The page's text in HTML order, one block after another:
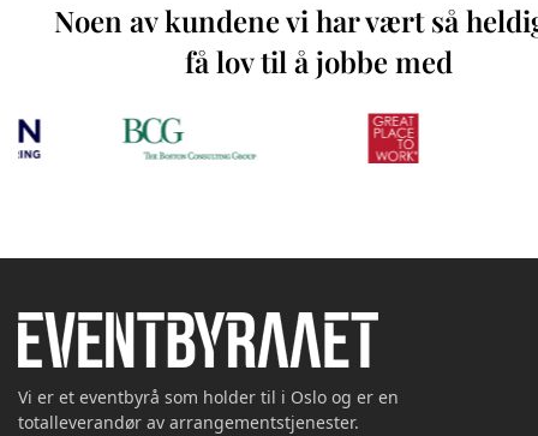
Noen av kundene vi har vært så
få lov til å jobbe med
Vi er et eventbyrå som holder til i Oslo og er en
totalleverandør av arrangementstjenester.